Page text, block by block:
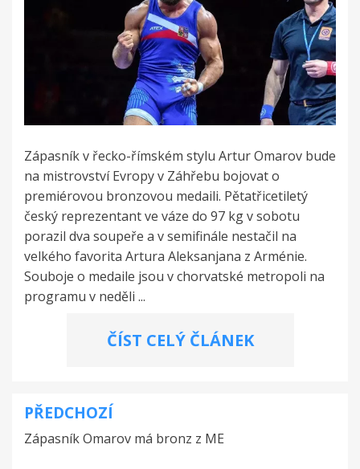
Zápasník v řecko-římském stylu Artur Omarov bude
na mistrovství Evropy v Záhřebu bojovat o
premiérovou bronzovou medaili. Pětatřicetiletý
český reprezentant ve váze do 97 kg v sobotu
porazil dva soupeře a v semifinále nestačil na
velkého favorita Artura Aleksanjana z Arménie.
Souboje o medaile jsou v chorvatské metropoli na
programu v neděli ...
ČÍST CELÝ ČLÁNEK
Navigace
pro
PŘEDCHOZÍ
Zápasník Omarov má bronz z ME